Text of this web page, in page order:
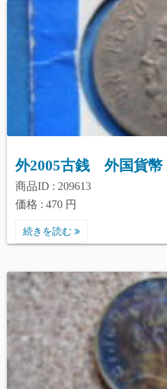
外2005古銭 外国貨幣
商品ID : 209613
価格 : 470 円
続きを読む